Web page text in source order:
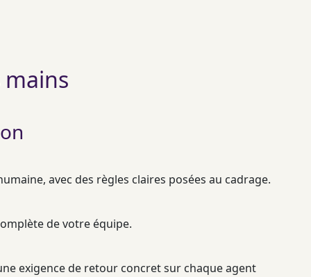
mains
avec des règles claires posées au cadrage.
de votre équipe.
exigence de retour concret sur chaqueagent